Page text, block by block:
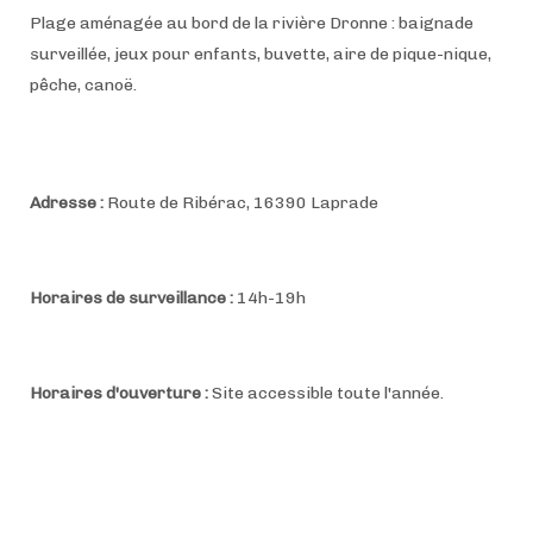
Plage aménagée au bord de la rivière Dronne : baignade
surveillée, jeux pour enfants, buvette, aire de pique-nique,
pêche, canoë.
Adresse :Route de Ribérac, 16390 Laprade
Horaires de surveillance : 14h-19h
Horaires d'ouverture : Site accessible toute l'année.